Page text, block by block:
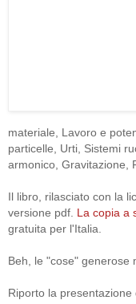
materiale, Lavoro e
particelle, Urti, Sistemi
armonico, Gravitazione,
Il libro, rilasciato con la
versione pdf. La copia a
gratuita per l'Italia.
Beh, le "cose" generose
Riporto la